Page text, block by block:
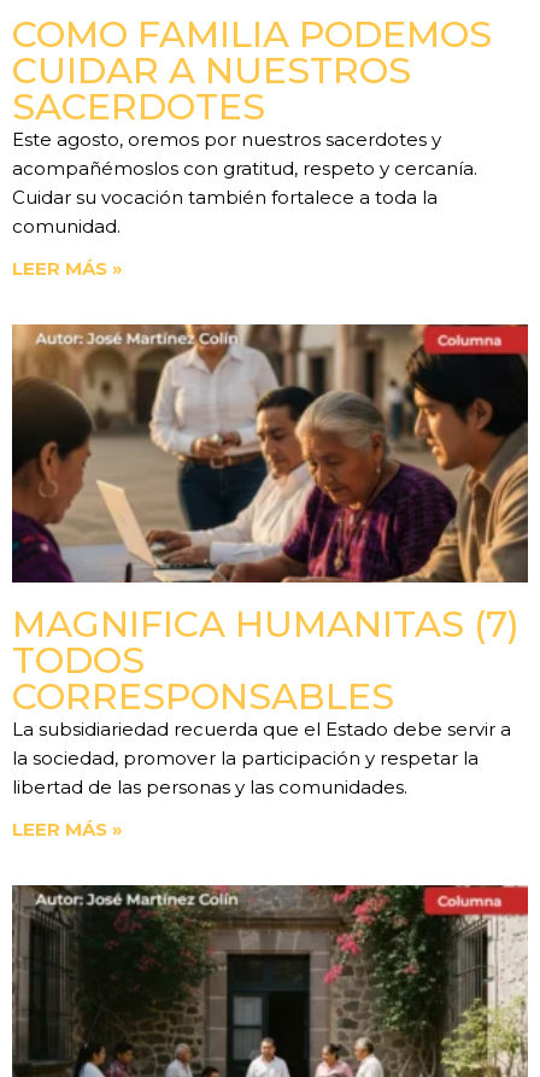
COMO FAMILIA PODEMOS
CUIDAR A NUESTROS
SACERDOTES
Este agosto, oremos por nuestros sacerdotes y
acompañémoslos con gratitud, respeto y cercanía.
Cuidar su vocación también fortalece a toda la
comunidad.
LEER MÁS »
MAGNIFICA HUMANITAS (7)
TODOS
CORRESPONSABLES
La subsidiariedad recuerda que el Estado debe servir a
la sociedad, promover la participación y respetar la
libertad de las personas y las comunidades.
LEER MÁS »